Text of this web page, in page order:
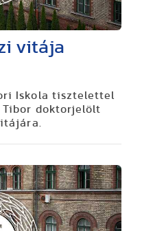
vitája
Iskola tisztelettel
Tibor doktorjelölt